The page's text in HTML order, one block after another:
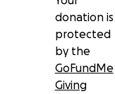
donation is
protected
by the
GoFundMe
Giving